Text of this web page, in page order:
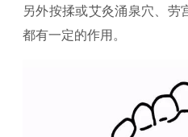
另外按揉或艾灸涌泉穴、劳
都有一定的作用。